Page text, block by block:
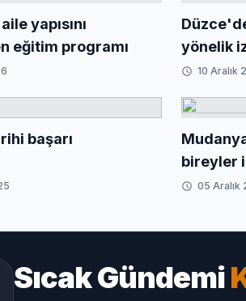
yapısını
eğitim programı
yönelik
10 Aralık
başarı
bireyler
05 Aralık
Sıcak Gündemi